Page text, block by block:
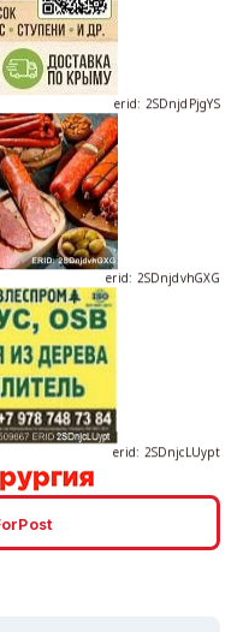
erid: 2SDnjdPjgYS
erid: 2SDnjdvhGXG